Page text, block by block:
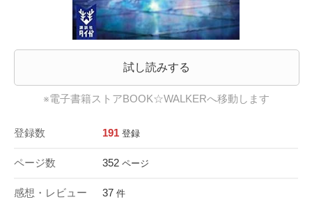
試し読みする
※電子書籍ストアBOOK☆WALKERへ移動します
登録数 191 登録
ページ数 352 ページ
感想・レビュー 37 件